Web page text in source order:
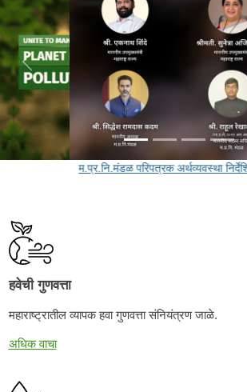
Previous
म.प्र.नि.मंडळ परिपत्रक अर्थव्यवस्था निर्देशिका २०२५
हवेची गुणवत्ता
महाराष्ट्रातील व्यापक हवा गुणवत्ता संनियंत्रण जाळे.
अधिक वाचा